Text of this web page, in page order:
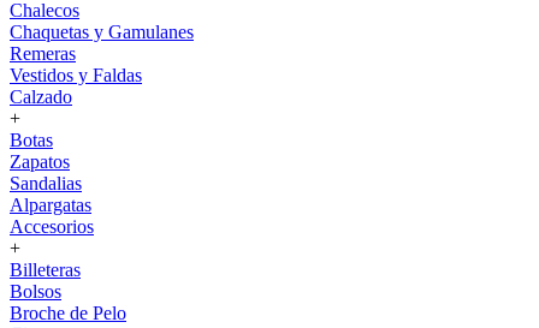
Chalecos
Chaquetas y Gamulanes
Remeras
Vestidos y Faldas
Calzado
+
Botas
Zapatos
Sandalias
Alpargatas
Accesorios
+
Billeteras
Bolsos
Broche de Pelo